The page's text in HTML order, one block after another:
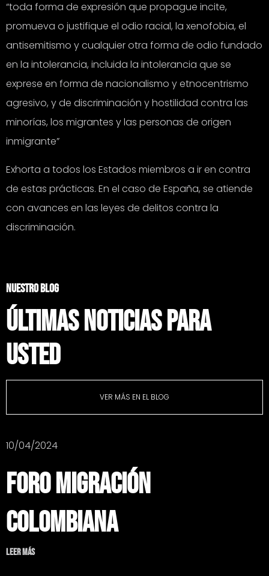
“toda forma de expresión que propague incite,
promueva o justifique el odio racial, la xenofobia, el
antisemitismo y cualquier otra forma de odio fundado
en la intolerancia, incluida la intolerancia que se
exprese en forma de nacionalismo y etnocentrismo
agresivo, y de discriminación y hostilidad contra las
minorías, los migrantes y las personas de origen
inmigrante”
Exhorta a todos los Estados miembros a ir en contra
de estas prácticas. En el caso de España, se atiende
con avances en las leyes de delitos contra la
discriminación.
NUESTRO BLOG
ÚLTIMAS NOTICIAS PARA
USTED
VER MÁS EN EL BLOG
10/04/2024
Foro Migración
Colombiana
Leer más